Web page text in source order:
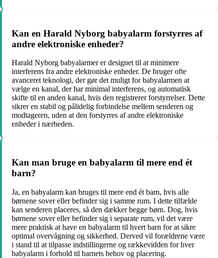
Kan en Harald Nyborg babyalarm forstyrres af
andre elektroniske enheder?
Harald Nyborg babyalarmer er designet til at minimere
interferens fra andre elektroniske enheder. De bruger ofte
avanceret teknologi, der gør det muligt for babyalarmen at
vælge en kanal, der har minimal interferens, og automatisk
skifte til en anden kanal, hvis den registrerer forstyrrelser. Dette
sikrer en stabil og pålidelig forbindelse mellem senderen og
modtageren, uden at den forstyrres af andre elektroniske
enheder i nærheden.
Kan man bruge en babyalarm til mere end ét
barn?
Ja, en babyalarm kan bruges til mere end ét barn, hvis alle
børnene sover eller befinder sig i samme rum. I dette tilfælde
kan senderen placeres, så den dækker begge børn. Dog, hvis
børnene sover eller befinder sig i separate rum, vil det være
mere praktisk at have en babyalarm til hvert barn for at sikre
optimal overvågning og sikkerhed. Derved vil forældrene være
i stand til at tilpasse indstillingerne og rækkevidden for hver
babyalarm i forhold til barnets behov og placering.